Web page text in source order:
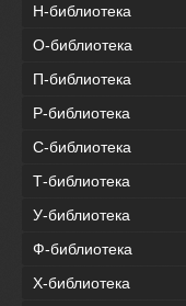
Н-библиотека
О-библиотека
П-библиотека
Р-библиотека
С-библиотека
Т-библиотека
У-библиотека
Ф-библиотека
Х-библиотека